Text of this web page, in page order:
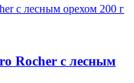
Rocher с лесным